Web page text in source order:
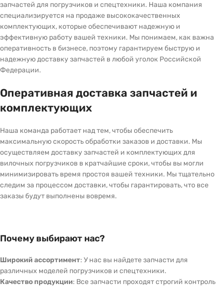
запчастей для погрузчиков и спецтехники. Наша компания
специализируется на продаже высококачественных
комплектующих, которые обеспечивают надежную и
эффективную работу вашей техники. Мы понимаем, как важна
оперативность в бизнесе, поэтому гарантируем быструю и
надежную доставку запчастей в любой уголок Российской
Федерации.
Оперативная доставка запчастей и
комплектующих
Наша команда работает над тем, чтобы обеспечить
максимальную скорость обработки заказов и доставки. Мы
осуществляем доставку запчастей и комплектующих для
вилочных погрузчиков в кратчайшие сроки, чтобы вы могли
минимизировать время простоя вашей техники. Мы тщательно
следим за процессом доставки, чтобы гарантировать, что все
заказы будут выполнены вовремя.
Почему выбирают нас?
Широкий ассортимент: У нас вы найдете запчасти для
различных моделей погрузчиков и спецтехники.
Качество продукции: Все запчасти проходят строгий контроль